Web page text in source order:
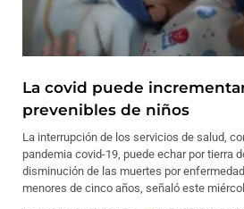
La covid puede
prevenibles de niños
La interrupción de los servicios de salud,
pandemia covid-19, puede echar por tierra
disminución de las muertes por
menores de cinco años, señaló este